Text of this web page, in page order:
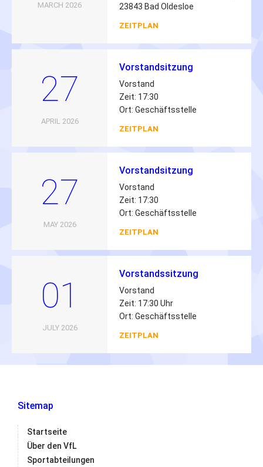
MARCH 2026
23843 Bad Oldesloe
ZEITPLAN
27
APRIL 2026
Vorstandsitzung
Vorstand
Zeit: 17:30
Ort: Geschäftsstelle
ZEITPLAN
27
MAY 2026
Vorstandsitzung
Vorstand
Zeit: 17:30
Ort: Geschäftsstelle
ZEITPLAN
01
JULY 2026
Vorstandssitzung
Vorstand
Zeit: 17:30 Uhr
Ort: Geschäftsstelle
ZEITPLAN
Sitemap
Startseite
Über den VfL
Sportabteilungen